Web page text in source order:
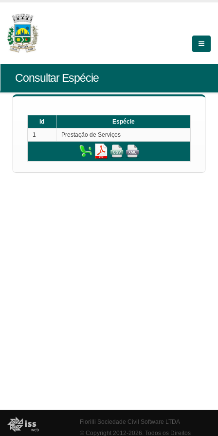
Consultar Espécie
Id
Espécie
1
Prestação de Serviços
Fiorilli Sociedade Civil Software LTDA
© Copyright 2012-2026. Todos os Direitos